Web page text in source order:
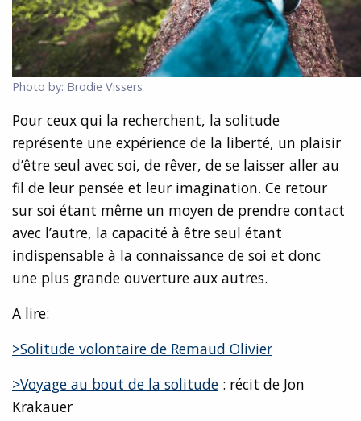
Photo by: Brodie Vissers
Pour ceux qui la recherchent, la solitude
représente une expérience de la liberté, un plaisir
d’être seul avec soi, de rêver, de se laisser aller au
fil de leur pensée et leur imagination. Ce retour
sur soi étant même un moyen de prendre contact
avec l’autre, la capacité à être seul étant
indispensable à la connaissance de soi et donc
une plus grande ouverture aux autres.
A lire:
>Solitude volontaire de Remaud Olivier
>Voyage au bout de la solitude : récit de Jon
Krakauer